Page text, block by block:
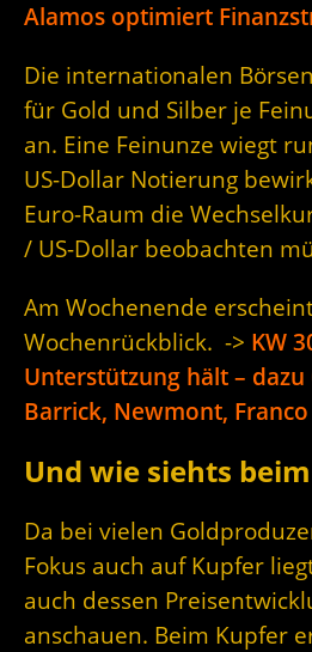
Alamos optimiert
Die internationalen
für Gold und Silber je
an. Eine Feinunze wiegt
US-Dollar Notierung
Euro-Raum die
/ US-Dollar beobachten
Am Wochenende
Wochenrückblick. -> KW
Unterstützung hält –
Barrick, Newmont,
Und wie siehts
Da bei vielen
Fokus auch auf Kupfer
auch dessen
anschauen. Beim Kupfer